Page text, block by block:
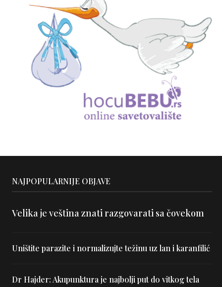
NAJPOPULARNIJE OBJAVE
Velika je veština znati razgovarati sa čovekom
Uništite parazite i normalizujte težinu uz lan i karanfilić
Dr Hajder: Akupunktura je najbolji put do vitkog tela